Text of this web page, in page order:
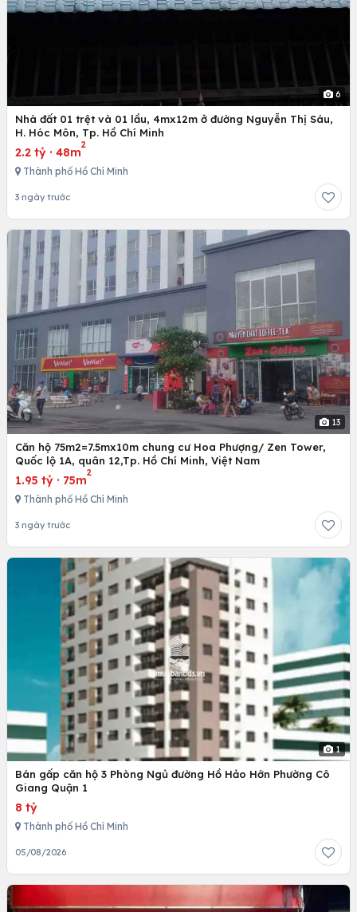
6
Nhà đất 01 trệt và 01 lầu, 4mx12m ở đường Nguyễn Thị Sáu,
H. Hóc Môn, Tp. Hồ Chí Minh
2.2 tỷ · 48m
2
Thành phố Hồ Chí Minh
3 ngày trước
13
Căn hộ 75m2=7.5mx10m chung cư Hoa Phượng/ Zen Tower,
Quốc lộ 1A, quân 12,Tp. Hồ Chí Minh, Việt Nam
1.95 tỷ · 75m
2
Thành phố Hồ Chí Minh
3 ngày trước
1
Bán gấp căn hộ 3 Phòng Ngủ đường Hồ Hảo Hớn Phường Cô
Giang Quận 1
8 tỷ
Thành phố Hồ Chí Minh
05/08/2026